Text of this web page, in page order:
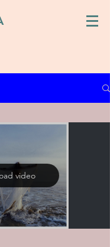
video